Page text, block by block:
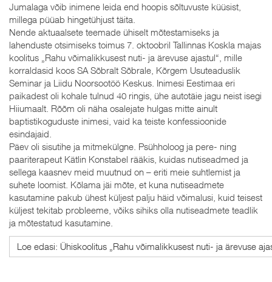
Jumalaga võib inimene leida end hoopis sõltuvuste küüsist,
millega püüab hingetühjust täita.
Nende aktuaalsete teemade ühiselt mõtestamiseks ja
lahenduste otsimiseks toimus 7. oktoobril Tallinnas Koskla majas
koolitus „Rahu võimalikkusest nuti- ja ärevuse ajastul“, mille
korraldasid koos SA Sõbralt Sõbrale, Kõrgem Usuteaduslik
Seminar ja Liidu Noorsootöö Keskus. Inimesi Eestimaa eri
paikadest oli kohale tulnud 40 ringis, ühe autotäie jagu neist isegi
Hiiumaalt. Rõõm oli näha osalejate hulgas mitte ainult
baptistikoguduste inimesi, vaid ka teiste konfessioonide
esindajaid.
Päev oli sisutihe ja mitmekülgne. Psühholoog ja pere- ning
paariterapeut Kätlin Konstabel rääkis, kuidas nutiseadmed ja
sellega kaasnev meid muutnud on – eriti meie suhtlemist ja
suhete loomist. Kõlama jäi mõte, et kuna nutiseadmete
kasutamine pakub ühest küljest palju häid võimalusi, kuid teisest
küljest tekitab probleeme, võiks sihiks olla nutiseadmete teadlik
ja mõtestatud kasutamine.
Loe edasi: Ühiskoolitus „Rahu võimalikkusest nuti- ja ärevuse